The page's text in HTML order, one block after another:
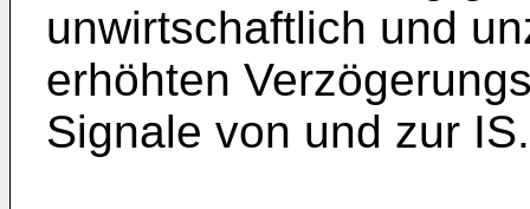
unwirtschaftlich und
erhöhten
Signale von und zur IS.